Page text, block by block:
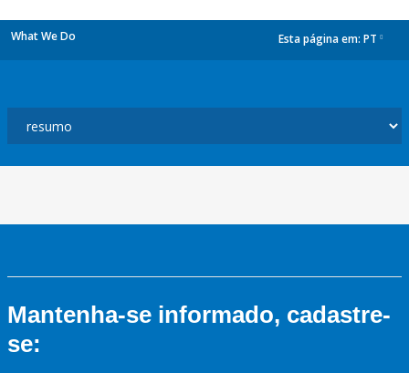
What We Do Esta página em: PT
Mantenha-se informado, cadastre-
se: